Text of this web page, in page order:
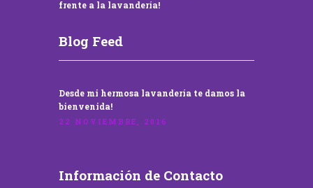
frente a la lavandería!
Blog Feed
Desde mi hermosa lavandería te damos la
bienvenida!
22 NOVIEMBRE, 2016
Información de Contacto